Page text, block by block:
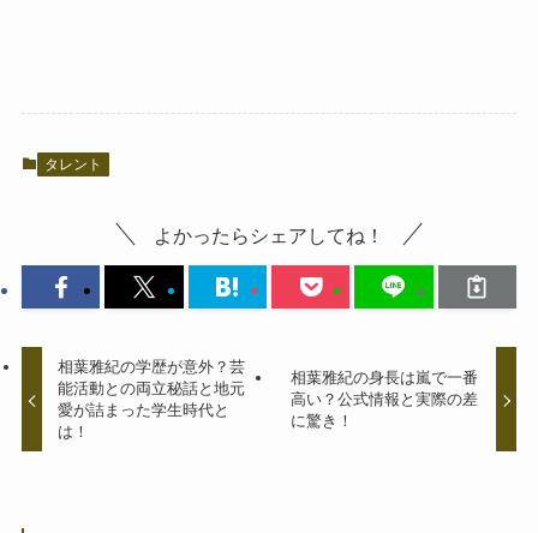
タレント
よかったらシェアしてね！
相葉雅紀の学歴が意外？芸
能活動との両立秘話と地元
愛が詰まった学生時代と
は！
相葉雅紀の身長は嵐で一番
高い？公式情報と実際の差
に驚き！